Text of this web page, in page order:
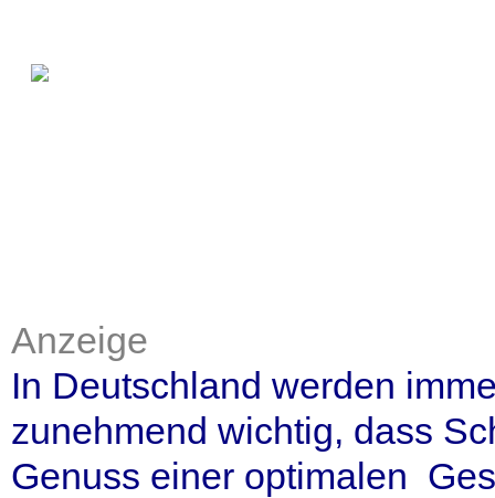
Anzeige
In Deutschland werden
zunehmend wichtig, dass
Genuss einer optimalen